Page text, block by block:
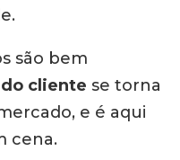
são bem
cliente se torna
e é aqui
cena.